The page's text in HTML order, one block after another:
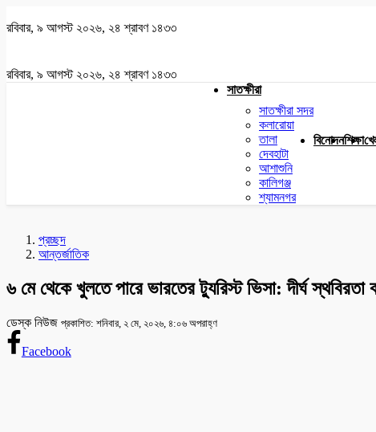
রবিবার, ৯ আগস্ট ২০২৬, ২৪ শ্রাবণ ১৪৩৩
রবিবার, ৯ আগস্ট ২০২৬, ২৪ শ্রাবণ ১৪৩৩
সাতক্ষীরা
সাতক্ষীরা সদর
কলারোয়া
তালা
দেবহাটা
আশাশুনি
কালিগঞ্জ
শ্যামনগর
বিনোদনশিক্ষা
প্রচ্ছদ
আন্তর্জাতিক
৬ মে থেকে খুলতে পারে ভারতের ট্যুরিস্ট ভিসা: দীর্ঘ স্থবিরতা
ডেস্ক নিউজ প্রকাশিত: শনিবার, ২ মে, ২০২৬, ৪:০৬ অপরাহ্ণ
Facebook